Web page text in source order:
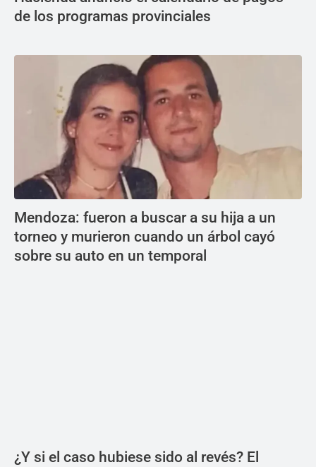
de los programas provinciales
Mendoza: fueron a buscar a su hija a un
torneo y murieron cuando un árbol cayó
sobre su auto en un temporal
¿Y si el caso hubiese sido al revés? El